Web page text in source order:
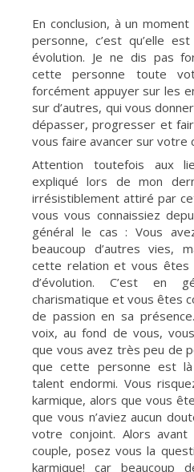
En conclusion, à un
personne, c’est qu’elle
évolution. Je ne dis pas
cette personne toute
forcément appuyer sur les
sur d’autres, qui vous
dépasser, progresser et
vous faire avancer sur votre
Attention toutefois aux
expliqué lors de mon
irrésistiblement attiré par
vous vous connaissiez
général le cas : Vous
beaucoup d’autres vies,
cette relation et vous êtes
d’évolution. C’est en
charismatique et vous êtes
de passion en sa
voix, au fond de vous,
que vous avez très peu de
que cette personne est
talent endormi. Vous
karmique, alors que vous
que vous n’aviez aucun
votre conjoint. Alors
couple, posez vous la
karmique! car beaucoup